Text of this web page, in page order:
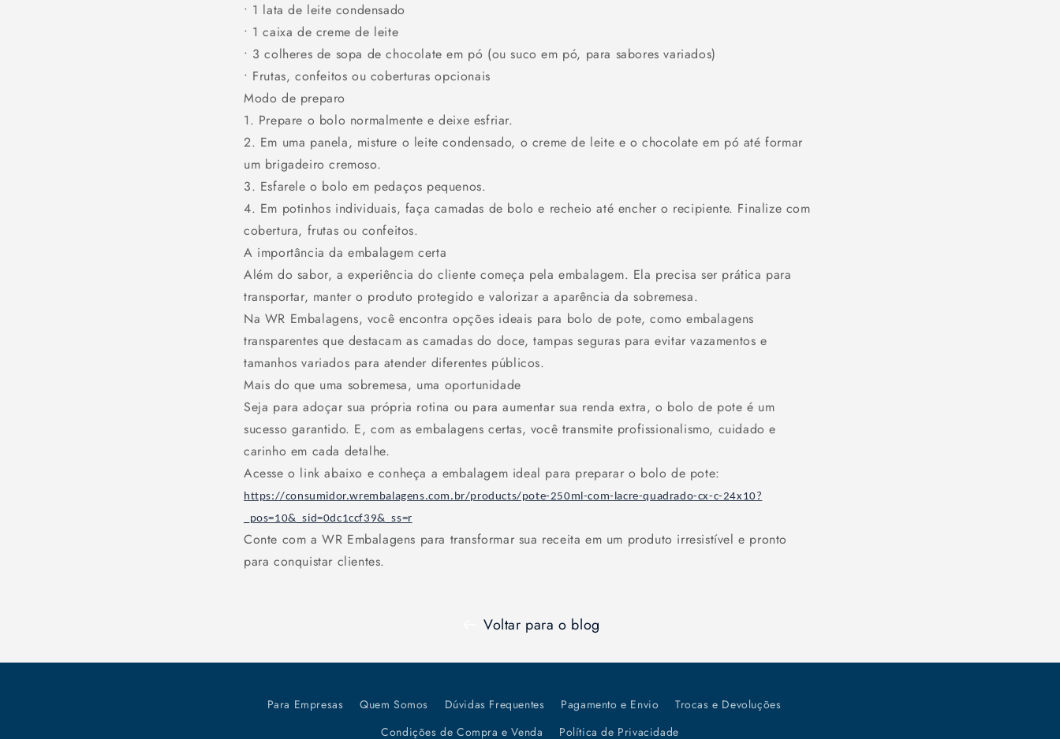
• 1 lata de leite condensado
• 1 caixa de creme de leite
• 3 colheres de sopa de chocolate em pó (ou suco em pó, para sabores variados)
• Frutas, confeitos ou coberturas opcionais
Modo de preparo
1. Prepare o bolo normalmente e deixe esfriar.
2. Em uma panela, misture o leite condensado, o creme de leite e o chocolate em pó até formar
um brigadeiro cremoso.
3. Esfarele o bolo em pedaços pequenos.
4. Em potinhos individuais, faça camadas de bolo e recheio até encher o recipiente. Finalize com
cobertura, frutas ou confeitos.
A importância da embalagem certa
Além do sabor, a experiência do cliente começa pela embalagem. Ela precisa ser prática para
transportar, manter o produto protegido e valorizar a aparência da sobremesa.
Na WR Embalagens, você encontra opções ideais para bolo de pote, como embalagens
transparentes que destacam as camadas do doce, tampas seguras para evitar vazamentos e
tamanhos variados para atender diferentes públicos.
Mais do que uma sobremesa, uma oportunidade
Seja para adoçar sua própria rotina ou para aumentar sua renda extra, o bolo de pote é um
sucesso garantido. E, com as embalagens certas, você transmite profissionalismo, cuidado e
carinho em cada detalhe.
Acesse o link abaixo e conheça a embalagem ideal para preparar o bolo de pote:
https://consumidor.wrembalagens.com.br/products/pote-250ml-com-lacre-quadrado-cx-c-24x10?
_pos=10&_sid=0dc1ccf39&_ss=r
Conte com a WR Embalagens para transformar sua receita em um produto irresistível e pronto
para conquistar clientes.
Voltar para o blog
Para Empresas Quem Somos Dúvidas Frequentes Pagamento e Envio
Trocas e Devoluções
Condições de Compra e Venda
Política de Privacidade